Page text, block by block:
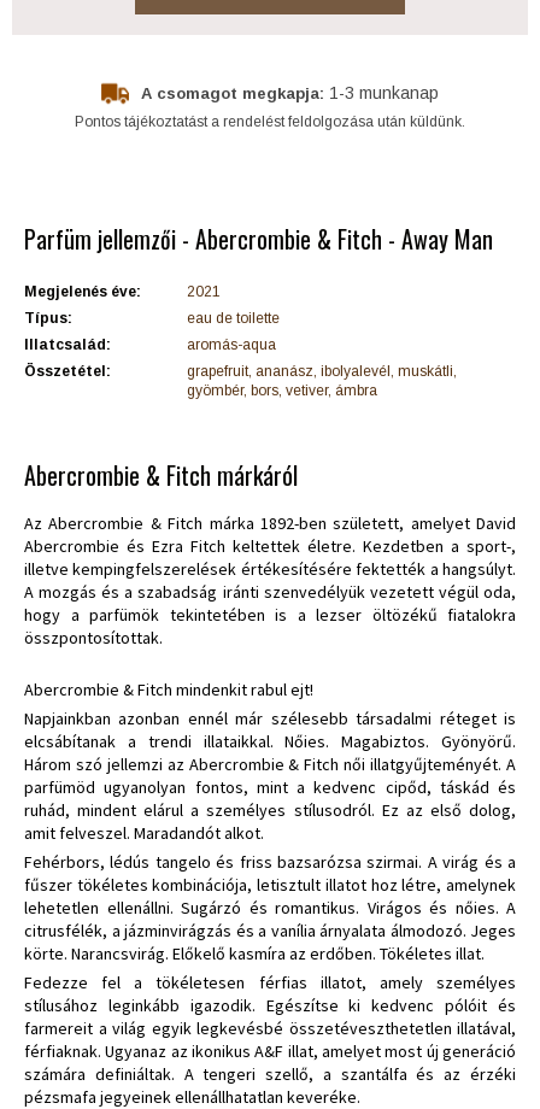
A csomagot megkapja: 1-3 munkanap
Pontos tájékoztatást a rendelést feldolgozása után küldünk.
Parfüm jellemzői - Abercrombie & Fitch - Away Man
Megjelenés éve:
2021
Típus:
eau de toilette
Illatcsalád:
aromás-aqua
Összetétel:
grapefruit, ananász, ibolyalevél, muskátli,
gyömbér, bors, vetiver, ámbra
Abercrombie & Fitch márkáról
AzAbercrombie & Fitch márka 1892-ben született, amelyet David
Abercrombie és Ezra Fitch keltettek életre. Kezdetben a sport-,
illetve kempingfelszerelések értékesítésére fektették a hangsúlyt.
A mozgás és a szabadság iránti szenvedélyük vezetett végül oda,
hogy a parfümök tekintetében is a lezser öltözékű fiatalokra
összpontosítottak.
Abercrombie & Fitch mindenkit rabul ejt!
Napjainkban azonban ennél már szélesebb társadalmi réteget is
elcsábítanak a trendi illataikkal. Nőies. Magabiztos. Gyönyörű.
Három szó jellemzi az Abercrombie & Fitch női illatgyűjteményét. A
parfümöd ugyanolyan fontos, mint a kedvenc cipőd, táskád és
ruhád, mindent elárul a személyes stílusodról. Ez az első dolog,
amit felveszel. Maradandót alkot.
Fehérbors, lédús tangelo és friss bazsarózsa szirmai. A virág és a
fűszer tökéletes kombinációja, letisztult illatot hoz létre, amelynek
lehetetlen ellenállni. Sugárzó és romantikus. Virágos és nőies. A
citrusfélék, a jázminvirágzás és a vanília árnyalata álmodozó. Jeges
körte. Narancsvirág. Előkelő kasmíra az erdőben. Tökéletes illat.
Fedezze fel a tökéletesen férfias illatot, amely személyes
stílusához leginkább igazodik. Egészítse ki kedvenc pólóit és
farmereit a világ egyik legkevésbé összetéveszthetetlen illatával,
férfiaknak. Ugyanaz az ikonikus A&F illat, amelyet most új generáció
számára definiáltak. A tengeri szellő, a szantálfa és az érzéki
pézsmafa jegyeinek ellenállhatatlan keveréke.